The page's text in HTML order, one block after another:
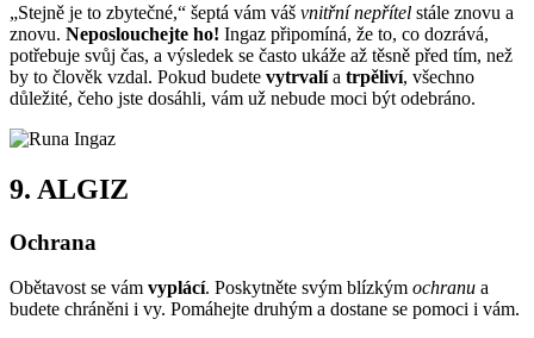
„Stejně je to zbytečné,“ šeptá vám váš vnitřní nepřítel stále znovu a
znovu. Neposlouchejte ho! Ingaz připomíná, že to, co dozrává,
potřebuje svůj čas, a výsledek se často ukáže až těsně před tím, než
by to člověk vzdal. Pokud budete vytrvalía trpěliví, všechno
důležité, čeho jste dosáhli, vám už nebude moci být odebráno.
9. ALGIZ
Ochrana
Obětavost se vám vyplácí. Poskytněte svým blízkým ochranu a
budete chráněni i vy. Pomáhejte druhým a dostane se pomoci i vám.